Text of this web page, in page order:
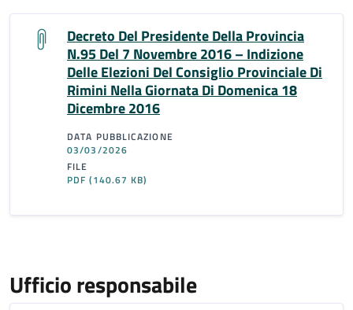
Decreto Del Presidente Della Provincia
N.95 Del 7 Novembre 2016 – Indizione
Delle Elezioni Del Consiglio Provinciale Di
Rimini Nella Giornata Di Domenica 18
Dicembre 2016
DATA PUBBLICAZIONE
03/03/2026
FILE
PDF(140.67 KB)
Ufficio responsabile